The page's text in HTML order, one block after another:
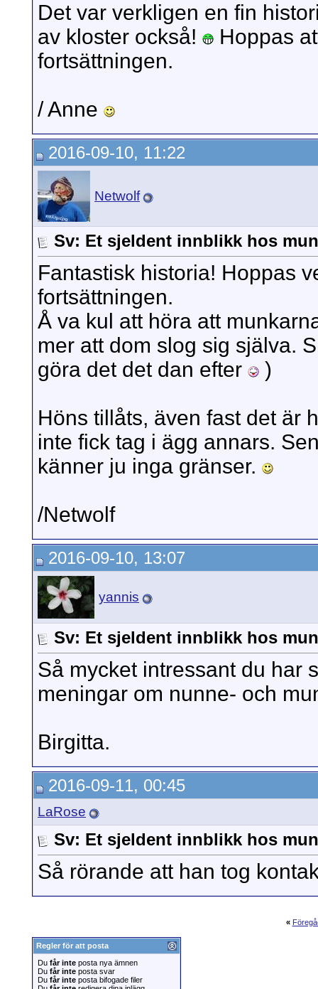
Det var verkligen en fin
av kloster också!
Hoppas
fortsättningen.
/ Anne
2016-09-10, 11:22
Netwolf
Sv: Et sjeldent innblikk hos
Fantastisk historia! Hoppas
fortsättningen.
Å va kul att höra att
mer att dom slog sig själva.
göra det det dan efter
)
Höns tillåts, även fast det är
inte fick tag i ägg annars.
känner ju inga gränser.
/Netwolf
2016-09-10, 13:07
yannis
Sv: Et sjeldent innblikk hos
Så mycket intressant du har
meningar om nunne- och
Birgitta.
2016-09-11, 00:45
LaRose
Sv: Et sjeldent innblikk hos
Så rörande att han tog
«
Regler för att posta
Du får inte posta nya ämnen
Du får inte posta svar
Du får inte posta bifogade filer